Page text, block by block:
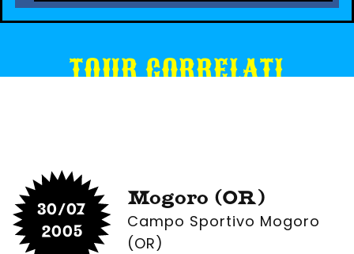
TOUR CORRELATI
30/07
2005
Mogoro (OR)
Campo Sportivo Mogoro
(OR)